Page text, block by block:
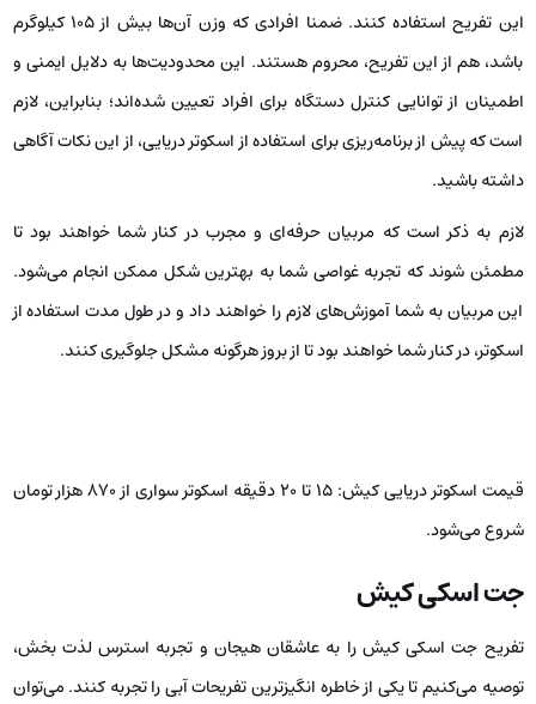
این تفریح استفاده کنند. ضمنا افرادی که وزن آن‌ها بیش از ۱۰۵ کیلوگرم
باشد، هم از این تفریح، محروم هستند. این محدودیت‌ها به دلایل ایمنی و
اطمینان از توانایی کنترل دستگاه برای افراد تعیین شده‌اند؛ بنابراین، لازم
است که پیش از برنامه‌ریزی برای استفاده از اسکوتر دریایی، از این نکات آگاهی
داشته باشید.
لازم به ذکر است که مربیان حرفه‌ای و مجرب در کنار شما خواهند بود تا
مطمئن شوند که تجربه غواصی شما به بهترین شکل ممکن انجام می‌شود.
این مربیان به شما آموزش‌های لازم را خواهند داد و در طول مدت استفاده از
اسکوتر، در کنار شما خواهند بود تا از بروز هرگونه مشکل جلوگیری کنند.
قیمت اسکوتر دریایی کیش: 15 تا 20 دقیقه اسکوتر سواری از 870 هزار تومان
شروع می‌شود.
جت اسکی کیش
تفریح جت اسکی کیش را به عاشقان هیجان و تجربه استرس لذت بخش،
توصیه می‌کنیم تا یکی از خاطره‌ انگیزترین تفریحات آبی را تجربه کنند. می‌توان